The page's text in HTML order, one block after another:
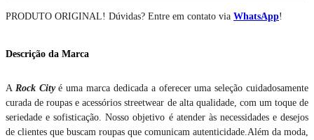
PRODUTO ORIGINAL! Dúvidas? Entre em contato via WhatsApp!
Descrição da Marca
A Rock Cityé uma marca dedicada a oferecer uma seleção cuidadosamente
curada de roupas e acessórios streetwear de alta qualidade, com um toque de
seriedade e sofisticação. Nosso objetivo é atender às necessidades e desejos
de clientes que buscam roupas que comunicam autenticidade.Além da moda,